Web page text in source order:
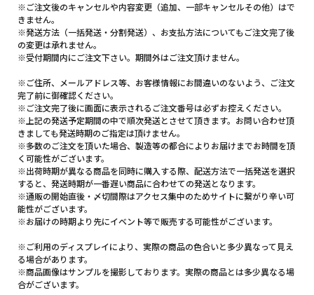
※ご注文後のキャンセルや内容変更（追加、一部キャンセルその他）はで
きません。
※発送方法（一括発送・分割発送）、お支払方法についてもご注文完了後
の変更は承れません。
※受付期間内にご注文下さい。期間外はご注文頂けません。
※ご住所、メールアドレス等、お客様情報にお間違いのないよう、ご注文
完了前に御確認ください。
※ご注文完了後に画面に表示されるご注文番号は必ずお控えください。
※上記の発送予定期間の中で順次発送とさせて頂きます。お問い合わせ頂
きましても発送時期のご指定は頂けません。
※多数のご注文を頂いた場合、製造等の都合によりお届けまでお時間を頂
く可能性がございます。
※出荷時期が異なる商品を同時に購入する際、配送方法で一括発送を選択
すると、発送時期が一番遅い商品に合わせての発送となります。
※通販の開始直後・〆切間際はアクセス集中のためサイトに繋がり辛い可
能性がございます。
※お届けの時期より先にイベント等で販売する可能性がございます。
※ご利用のディスプレイにより、実際の商品の色合いと多少異なって見え
る場合があります。
※商品画像はサンプルを撮影しております。実際の商品とは多少異なる場
合がございます。